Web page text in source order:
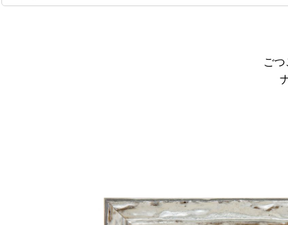
ご